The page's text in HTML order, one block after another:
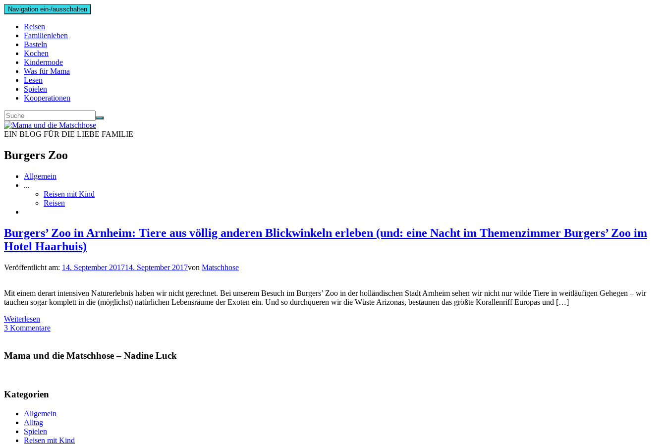
Navigation ein-/ausschalten
Reisen
Familienleben
Basteln
Kochen
Kindermode
Was für Mama
Lesen
Spielen
Kooperationen
EIN BLOG FÜR DIE LIEBE FAMILIE
Burgers Zoo
Allgemein
...
Reisen mit Kind
Reisen
Burgers’ Zoo in Arnheim: Tiere aus völlig anderen Blickwinkeln erleben (und: eine Nacht im Themenzimmer Burgers’ Zoo im
Hotel Haarhuis)
Veröffentlicht am: 14. September 201714. September 2017von Matschhose
Mit einem derart intensiven Naturerlebnis haben wir nicht gerechnet. Bei unserem Besuch im Burgers’ Zoo in der holländischen Stadt Arnheim sehen wir nicht nur wilde Tiere in weitläufigen Gehegen – wir
tauchen sogar komplett in die (möglichst) natürlichen Lebensräume der Exoten ein. Und so durchqueren wir die Wüste Arizonas, bestaunen das größte Korallenriff Europas und […]
Weiterlesen
3 Kommentare
Mama und die Matschhose – Nadine Luck
Kategorien
Allgemein
Alltag
Spielen
Reisen mit Kind